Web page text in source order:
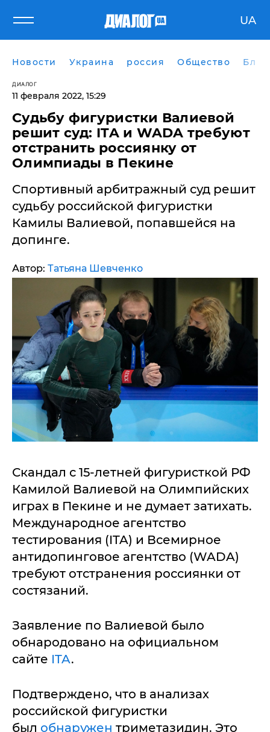
UA
Новости Украина россия Общество
ДИАЛОГ
11 февраля 2022, 15:29
​Судьбу фигуристки Валиевой
решит суд: ITA и WADA требуют
отстранить россиянку от
Олимпиады в Пекине
Спортивный арбитражный суд решит
судьбу российской фигуристки
Камилы Валиевой, попавшейся на
допинге.
Автор: Татьяна Шевченко
Скандал с 15-летней фигуристкой РФ
Камилой Валиевой на Олимпийских
играх в Пекине и не думает затихать.
Международное агентство
тестирования (ITA) и Всемирное
антидопинговое агентство (WADA)
требуют отстранения россиянки от
состязаний.
Заявление по Валиевой было
обнародовано на официальном
сайте ITA.
Подтверждено, что в анализах
российской фигуристки
был обнаружен триметазидин. Это